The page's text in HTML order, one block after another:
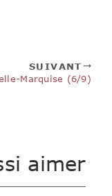
SUIVANT
Marquise (6/9)
aimer